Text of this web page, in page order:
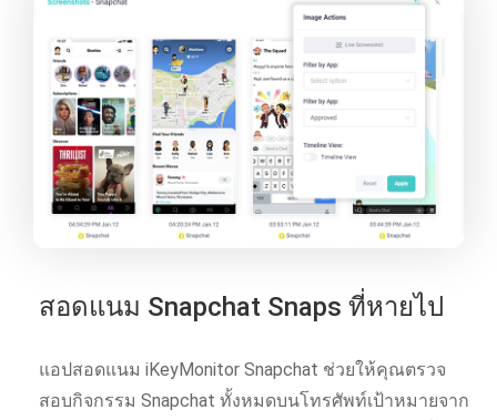
สอดแนม Snapchat Snaps ที่หายไป
แอปสอดแนม iKeyMonitor Snapchat ช่วยให้คุณตรวจ
สอบกิจกรรม Snapchat ทั้งหมดบนโทรศัพท์เป้าหมายจาก